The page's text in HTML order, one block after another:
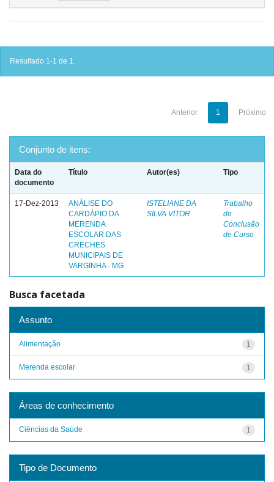
Resultado 1-1 de 1.
Anterior 1 Próximo
Conjunto de itens:
Data do
documento
Título Autor(es) Tipo
17-Dez-2013
ANÁLISE DO
CARDÁPIO DA
MERENDA
ESCOLAR DAS
CRECHES
MUNICIPAIS DE
VARGINHA - MG
ISTELIANE DA
SILVA VITOR
Trabalho
de
Conclusão
de Curso
Busca facetada
Assunto
1
Alimentação
1
Merenda escolar
Áreas de conhecimento
1
Ciências da Saúde
Tipo de Documento